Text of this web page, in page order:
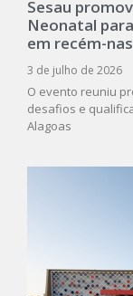
Sesau
Neonatal
em recém-
3 de julho de 2026
O evento reuniu
desafios e
Alagoas